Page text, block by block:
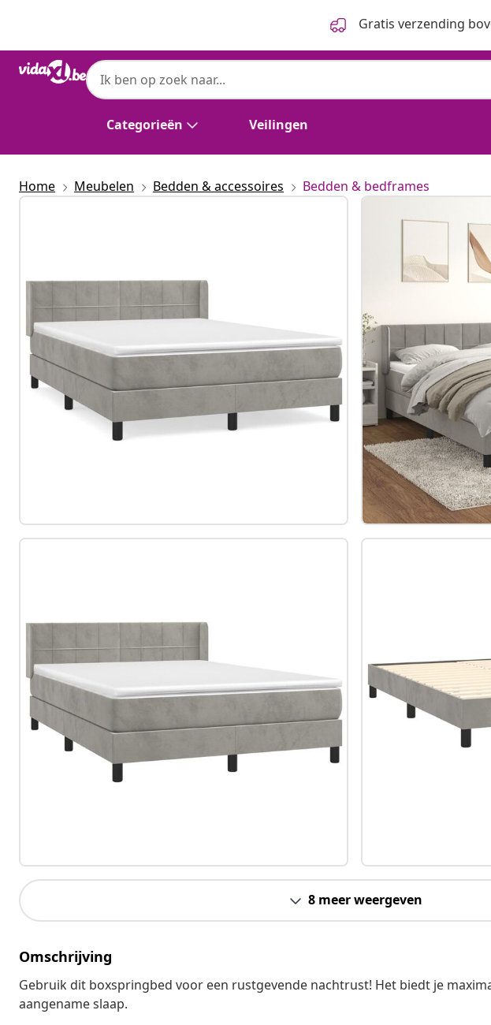
Gratis verzending
Categorieën Veilingen
Home Meubelen Bedden & accessoires Bedden & bedframes
8 meer weergeven
Omschrijving
Gebruik dit boxspringbed voor een rustgevende nachtrust! Het biedt je
aangename slaap.